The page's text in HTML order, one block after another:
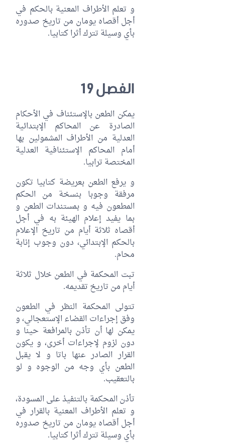
و تعلم الأطراف المعنية بالحكم في
أجل أقصاه يومان من تاريخ صدوره
بأي وسيلة تترك أثرا كتابيا.
الفصل 19
يمكن الطعن بالإستئناف في الأحكام
الصادرة عن المحاكم الإبتدائية
العدلية من الأطراف المشمولين بها
أمام المحاكم الإستئنافية العدلية
المختصة ترابيا.
و يرفع الطعن بعريضة كتابيا تكون
مرفقة وجوبا بنسخة من الحكم
المطعون فيه و بمستندات الطعن و
بما يفيد إعلام الهيئة به في أجل
أقصاه ثلاثة أيام من تاريخ الإعلام
بالحكم الإبتدائي، دون وجوب إنابة
محام.
تبت المحكمة في الطعن خلال ثلاثة
أيام من تاريخ تقديمه.
تتولى المحكمة النظر في الطعون
وفق إجراءات القضاء الإستعجالي، و
يمكن لها أن تأذن بالمرافعة حينا و
دون لزوم لإجراءات أخرى، و يكون
القرار الصادر عنها باتا و لا يقبل
الطعن بأي وجه من الوجوه و لو
بالتعقيب.
تأذن المحكمة بالتنفيذ على المسودة،
و تعلم الأطراف المعنية بالقرار في
أجل أقصاه يومان من تاريخ صدوره
بأي وسيلة تترك أثرا كتابيا.